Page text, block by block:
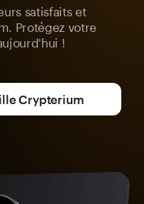
satisfaits et
Protégez votre
!
Crypterium